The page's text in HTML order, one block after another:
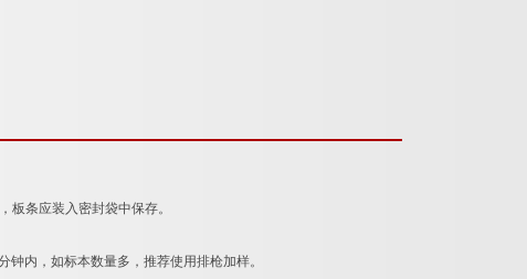
板条应装入密封袋中保存。
钟内，如标本数量多，推荐使用排枪加样。